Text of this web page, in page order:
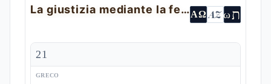
La giustizia mediante la fedeΑΩ AZωת
21
GRECO